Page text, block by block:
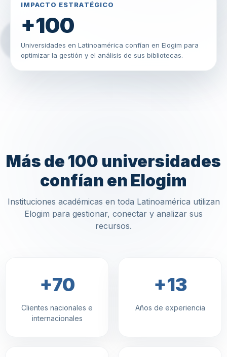
IMPACTO ESTRATÉGICO
+100
Universidades en Latinoamérica confían en Elogim para
optimizar la gestión y el análisis de sus bibliotecas.
Más de 100 universidades
confían en Elogim
Instituciones académicas en toda Latinoamérica utilizan
Elogim para gestionar, conectar y analizar sus
recursos.
+70
Clientes nacionales e
internacionales
+13
Años de experiencia